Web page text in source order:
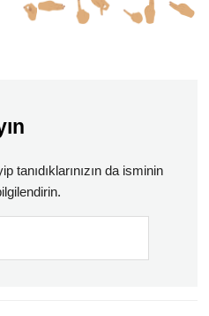
tanıdıklarınızın da isminin